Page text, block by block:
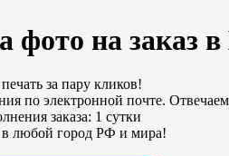
фото на заказ в
за пару кликов!
по электронной почте. Отвечаем
заказа: 1 сутки
любой город РФ и мира!